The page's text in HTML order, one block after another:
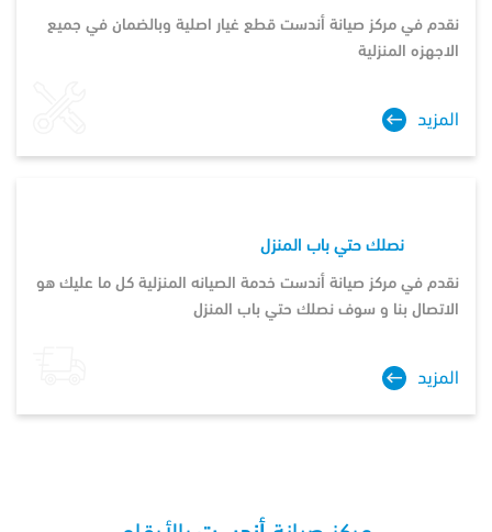
نقدم في مركز صيانة أندست قطع غيار اصلية وبالضمان في جميع
الاجهزه المنزلية
المزيد
نصلك حتي باب المنزل
نقدم في مركز صيانة أندست خدمة الصيانه المنزلية كل ما عليك هو
الاتصال بنا و سوف نصلك حتي باب المنزل
المزيد